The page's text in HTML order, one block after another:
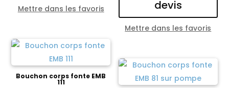
Mettre dans les favoris
devis
Mettre dans les favoris
Bouchon corps fonte EMB
111